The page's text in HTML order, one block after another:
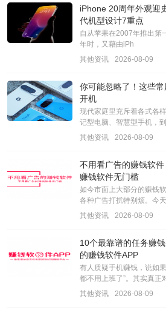
iPhone 20周年外观迎
代机型设计7重点
自从苹果在2007年推出第
年时，又藉由iPh
其他资讯
2026-08-09
你可能忽略了！这些
开机
现代家庭里充斥着各式各
记型电脑、智慧型手机，
其他资讯
2026-08-09
不用看广告的赚钱软
赚钱软件无门槛
如今市面上大部分的赚钱
各种广告打扰特别烦。今
其他资讯
2026-08-09
10个最靠谱的任务赚
的赚钱软件APP
有人质疑手机赚钱，说如
都不用上班了”。其实真正
其他资讯
2026-08-09